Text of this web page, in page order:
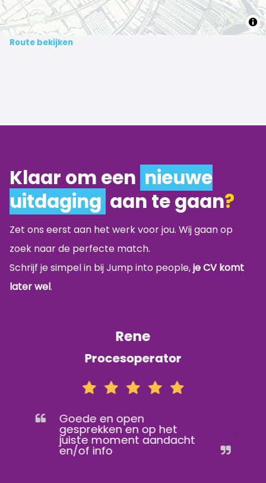
Route bekijken
Klaar om een nieuwe
uitdaging aan te gaan?
Zet ons eerst aan het werk voor jou. Wij gaan op
zoek naar de perfecte match.
Schrijf je simpel in bij Jump into people,je CV komt
later wel.
Rene
Procesoperator
Goede en open
gesprekken en op het
juiste moment aandacht
en/of info